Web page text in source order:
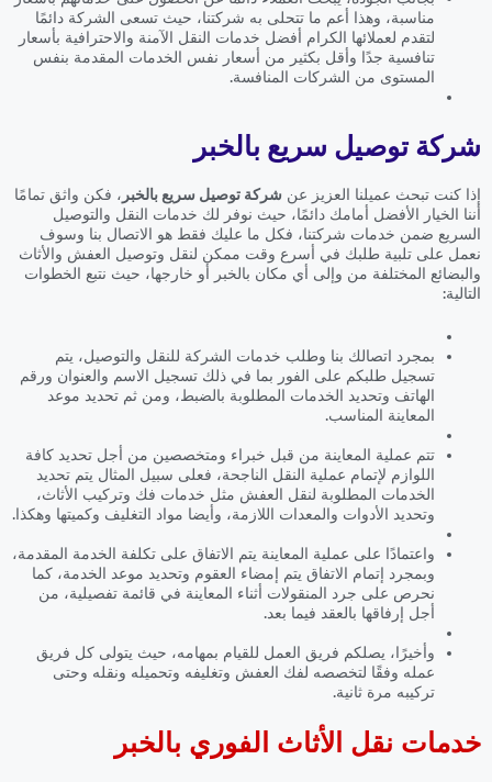
مناسبة، وهذا أعم ما تتحلى به شركتنا، حيث تسعى الشركة دائمًا
لتقدم لعملائها الكرام أفضل خدمات النقل الآمنة والاحترافية بأسعار
تنافسية جدًا وأقل بكثير من أسعار نفس الخدمات المقدمة بنفس
المستوى من الشركات المنافسة.
شركة توصيل سريع بالخبر
إذا كنت تبحث عميلنا العزيز عن شركة توصيل سريع بالخبر ، فكن واثق تمامًا
أننا الخيار الأفضل أمامك دائمًا، حيث نوفر لك خدمات النقل والتوصيل
السريع ضمن خدمات شركتنا، فكل ما عليك فقط هو الاتصال بنا وسوف
نعمل على تلبية طلبك في أسرع وقت ممكن لنقل وتوصيل العفش والأثاث
والبضائع المختلفة من وإلى أي مكان بالخبر أو خارجها، حيث نتبع الخطوات
التالية:
بمجرد اتصالك بنا وطلب خدمات الشركة للنقل والتوصيل، يتم
تسجيل طلبكم على الفور بما في ذلك تسجيل الاسم والعنوان ورقم
الهاتف وتحديد الخدمات المطلوبة بالضبط، ومن ثم تحديد موعد
المعاينة المناسب.
تتم عملية المعاينة من قبل خبراء ومتخصصين من أجل تحديد كافة
اللوازم لإتمام عملية النقل الناجحة، فعلى سبيل المثال يتم تحديد
الخدمات المطلوبة لنقل العفش مثل خدمات فك وتركيب الأثاث،
وتحديد الأدوات والمعدات اللازمة، وأيضا مواد التغليف وكميتها وهكذا.
واعتمادًا على عملية المعاينة يتم الاتفاق على تكلفة الخدمة المقدمة،
وبمجرد إتمام الاتفاق يتم إمضاء العقوم وتحديد موعد الخدمة، كما
نحرص على جرد المنقولات أثناء المعاينة في قائمة تفصيلية، من
أجل إرفاقها بالعقد فيما بعد.
وأخيرًا، يصلكم فريق العمل للقيام بمهامه، حيث يتولى كل فريق
عمله وفقًا لتخصصه لفك العفش وتغليفه وتحميله ونقله وحتى
تركيبه مرة ثانية.
خدمات نقل الأثاث الفوري بالخبر